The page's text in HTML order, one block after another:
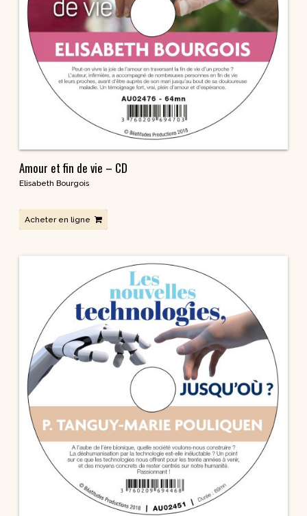
Amour et fin de vie – CD
Elisabeth Bourgois
Acheter en ligne